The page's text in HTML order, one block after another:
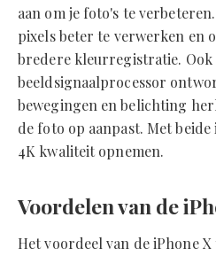
aan om je foto's te
pixels beter te verwerken en
bredere kleurregistratie. Ook
beeldsignaalprocessor
bewegingen en belichting
de foto op aanpast. Met
4K kwaliteit opnemen.
Voordelen van de
Het voordeel van de iPhone